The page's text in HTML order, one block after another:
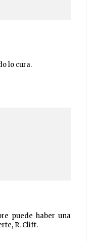
lo cura.
puede haber una
R. Clift.